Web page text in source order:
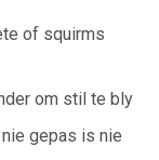
of squirms
om stil te bly
gepas is nie